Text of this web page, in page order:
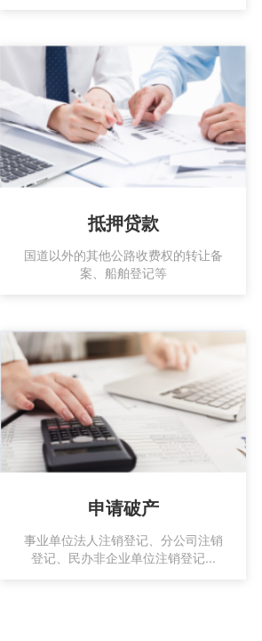
抵押贷款
国道以外的其他公路收费权的转让备
案、船舶登记等
申请破产
事业单位法人注销登记、分公司注销
登记、民办非企业单位注销登记...